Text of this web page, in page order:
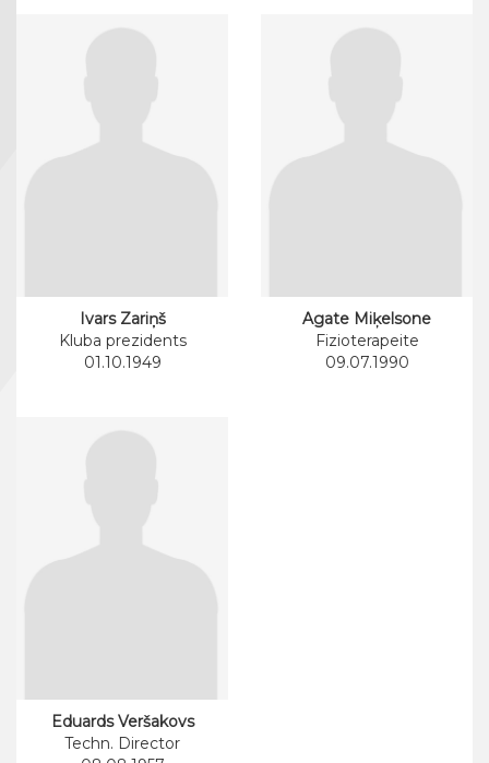
Ivars Zariņš
Kluba prezidents
01.10.1949
Agate Miķelsone
Fizioterapeite
09.07.1990
Eduards Veršakovs
Techn. Director